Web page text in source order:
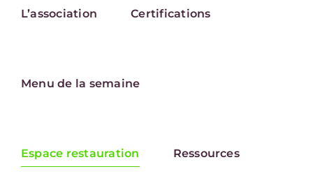
L’association Certifications
Menu de la semaine
Espace restauration Ressources